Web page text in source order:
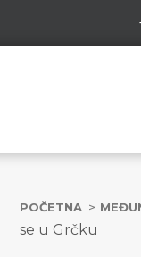
POČETNA
se u Grčku